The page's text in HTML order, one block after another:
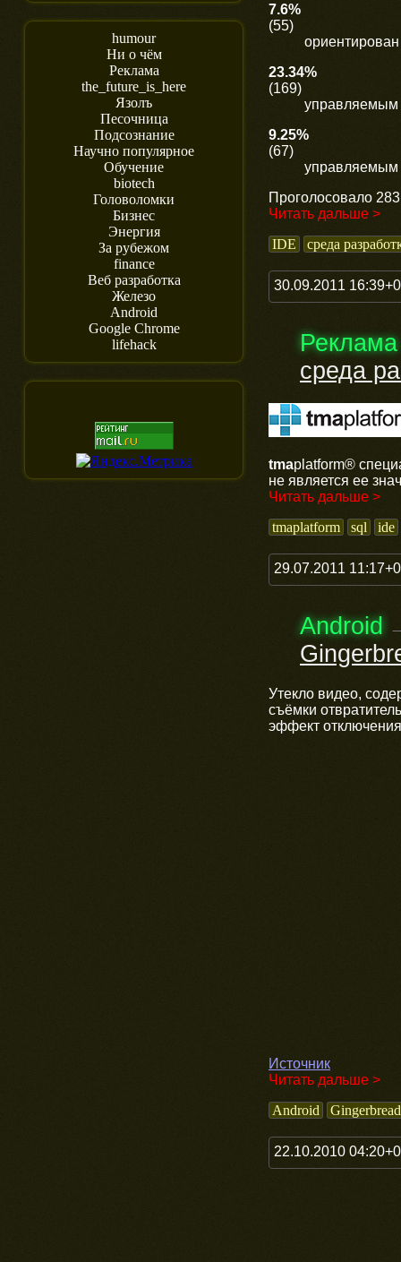
humour
Ни о чём
Реклама
the_future_is_here
Язолъ
Песочница
Подсознание
Научно популярное
Обучение
biotech
Головоломки
Бизнес
Энергия
За рубежом
finance
Веб разработка
Железо
Android
Google Chrome
lifehack
7.6%
(55)
23.34%
(169)
управляемым
9.25%
(67)
управляемым
Проголосовало
Читать дальше >
IDE
среда
30.09.2011
Реклама
среда
tmaplatform®
не является ее
Читать дальше >
tmaplatform
sql ide
29.07.2011
Android
Утекло видео,
съёмки
эффект
Источник
Читать дальше >
Android
Gingerbread
22.10.2010